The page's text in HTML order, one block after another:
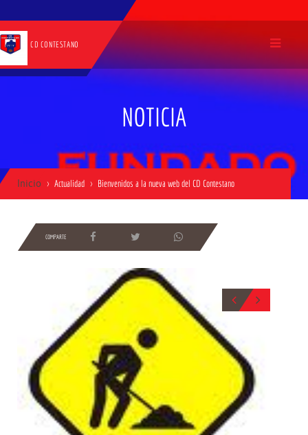
CD CONTESTANO
NOTICIA
Inicio Actualidad Bienvenidos a la nueva web del CD Contestano
COMPARTE